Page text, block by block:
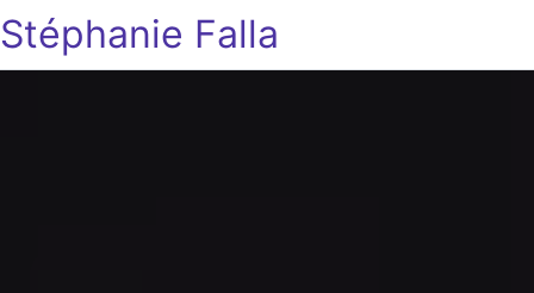
Stéphanie Falla